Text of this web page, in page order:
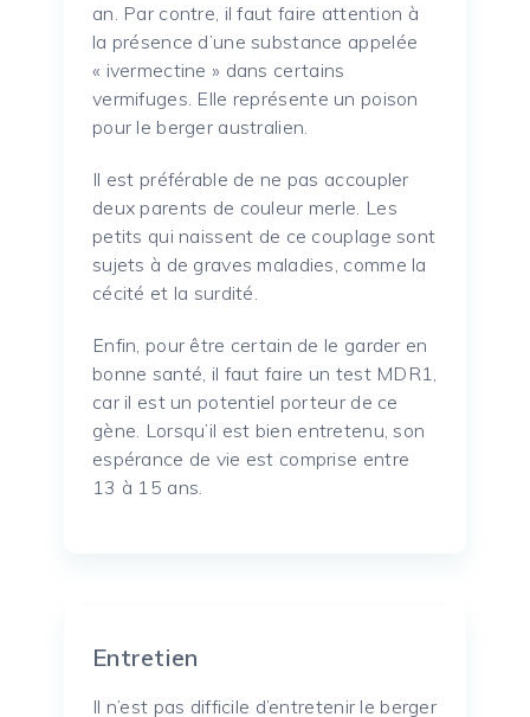
an. Par contre, il faut faire attention à
la présence d’une substance appelée
« ivermectine » dans certains
vermifuges. Elle représente un poison
pour le berger australien.
Il est préférable de ne pas accoupler
deux parents de couleur merle. Les
petits qui naissent de ce couplage sont
sujets à de graves maladies, comme la
cécité et la surdité.
Enfin, pour être certain de le garder en
bonne santé, il faut faire un test MDR1,
car il est un potentiel porteur de ce
gène. Lorsqu’il est bien entretenu, son
espérance de vie est comprise entre
13 à 15 ans.
Entretien
Il n’est pas difficile d’entretenir le berger